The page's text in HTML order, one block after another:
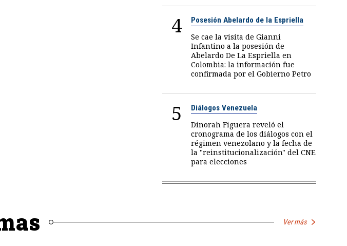
4 Posesión Abelardo de la Espriella
Se cae la visita de Gianni
Infantino a la posesión de
Abelardo De La Espriella en
Colombia: la información fue
confirmada por el Gobierno Petro
5 Diálogos Venezuela
Dinorah Figuera reveló el
cronograma de los diálogos con el
régimen venezolano y la fecha de
la "reinstitucionalización" del CNE
para elecciones
Ver más